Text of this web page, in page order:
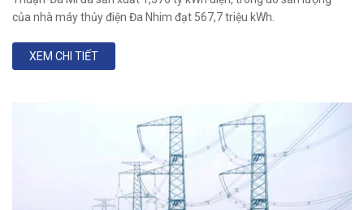
của nhà máy thủy điện Đa Nhim đạt 567,7 triệu kWh.
XEM CHI TIẾT